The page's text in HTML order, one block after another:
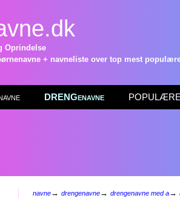
Oprindelse
+ navneliste over top mest
DRENGenavne POPULÆRE
navne→ drengenavne→ drengenavne med a→